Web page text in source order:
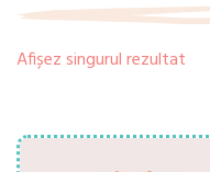
Afișez singurul rezultat